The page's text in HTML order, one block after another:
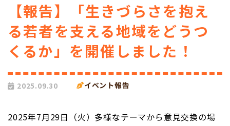
【報告】「生きづらさを抱え
る若者を支える地域をどうつ
くるか」を開催しました！
2025.09.30 イベント報告
2025年7月29日（火）多様なテーマから意見交換の場